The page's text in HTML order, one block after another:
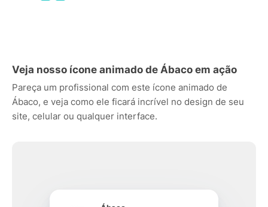
Veja nosso ícone animado de Ábaco em ação
Pareça um profissional com este ícone animado de
Ábaco, e veja como ele ficará incrível no design de seu
site, celular ou qualquer interface.